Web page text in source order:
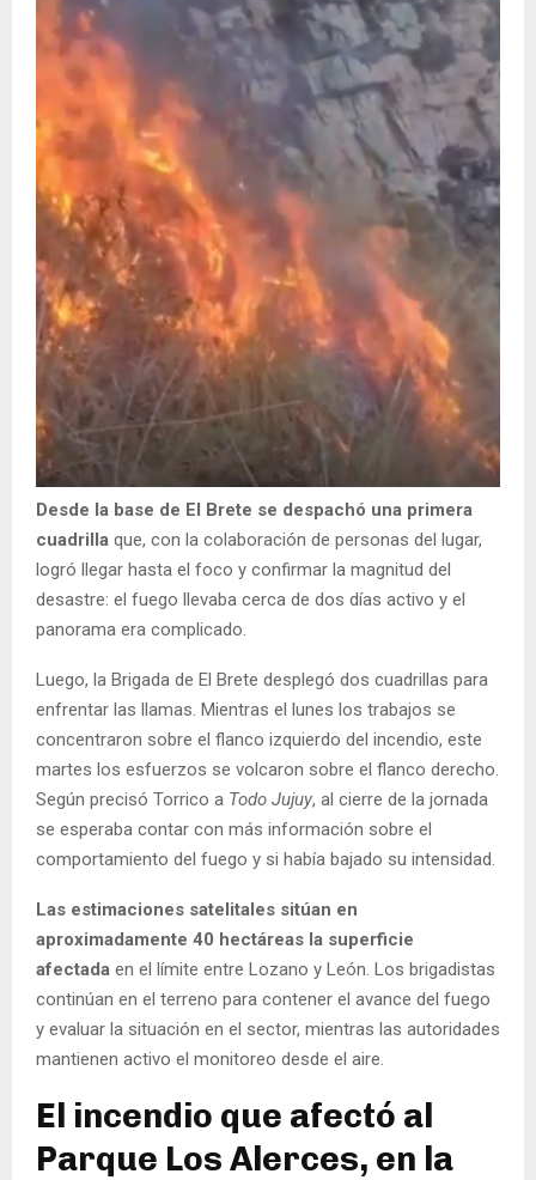
Desde la base de El Brete se despachó una primera
cuadrilla que, con la colaboración de personas del lugar,
logró llegar hasta el foco y confirmar la magnitud del
desastre: el fuego llevaba cerca de dos días activo y el
panorama era complicado.
Luego, la Brigada de El Brete desplegó dos cuadrillas para
enfrentar las llamas. Mientras el lunes los trabajos se
concentraron sobre el flanco izquierdo del incendio, este
martes los esfuerzos se volcaron sobre el flanco derecho.
Según precisó Torrico a Todo Jujuy, al cierre de la jornada
se esperaba contar con más información sobre el
comportamiento del fuego y si había bajado su intensidad.
Las estimaciones satelitales sitúan en
aproximadamente 40 hectáreas la superficie
afectada en el límite entre Lozano y León. Los brigadistas
continúan en el terreno para contener el avance del fuego
y evaluar la situación en el sector, mientras las autoridades
mantienen activo el monitoreo desde el aire.
El incendio que afectó al
Parque Los Alerces, en la